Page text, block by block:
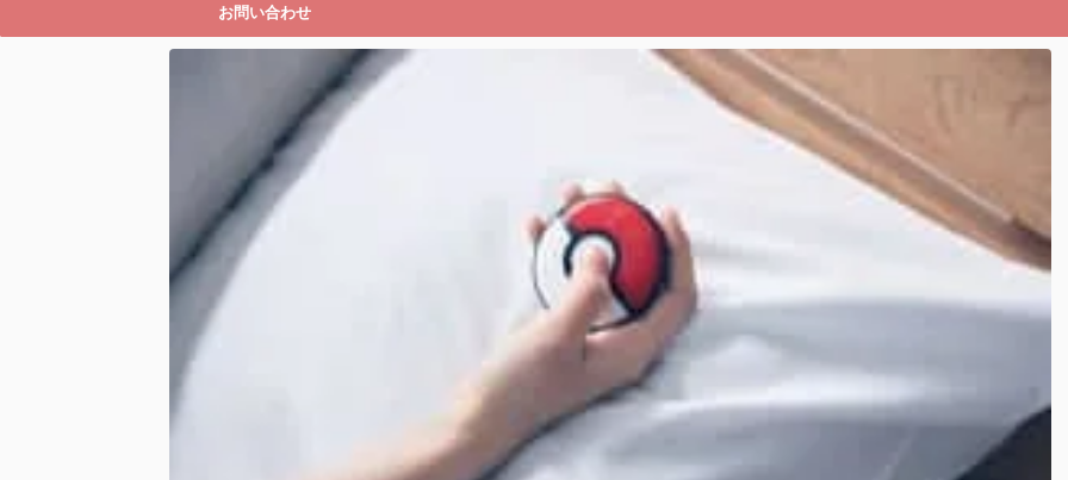
お問い合わせ